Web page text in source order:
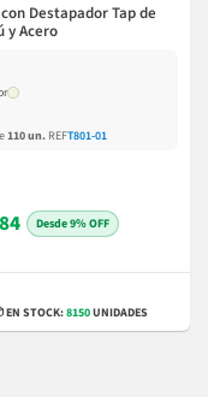
Destapador Tap de
y Acero
110 un. REFT801-01
9% OFF
EN STOCK:8150UNIDADES